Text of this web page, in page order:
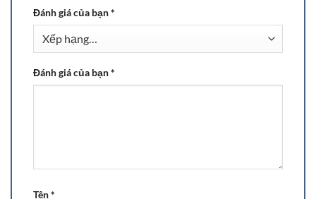
Đánh giá của bạn*
Đánh giá của bạn*
Tên*